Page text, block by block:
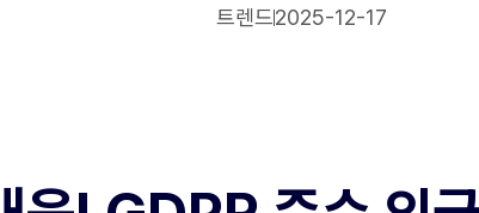
트렌드2025-12-17